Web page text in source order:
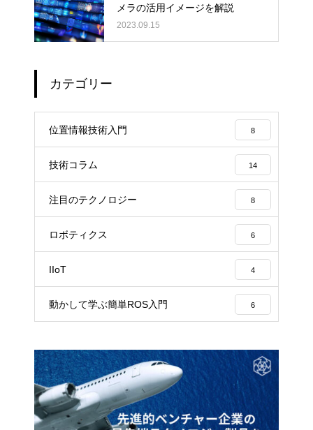
メラの活用イメージを解説
2023.09.15
カテゴリー
位置情報技術入門 8
技術コラム 14
注目のテクノロジー 8
ロボティクス 6
IIoT 4
動かして学ぶ簡単ROS入門 6